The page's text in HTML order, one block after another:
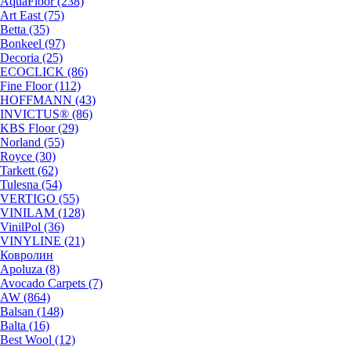
Art East (75)
Betta (35)
Bonkeel (97)
Decoria (25)
ECOCLICK (86)
Fine Floor (112)
HOFFMANN (43)
INVICTUS® (86)
KBS Floor (29)
Norland (55)
Royce (30)
Tarkett (62)
Tulesna (54)
VERTIGO (55)
VINILAM (128)
VinilPol (36)
VINYLINE (21)
Ковролин
Apoluza (8)
Avocado Carpets (7)
AW (864)
Balsan (148)
Balta (16)
Best Wool (12)